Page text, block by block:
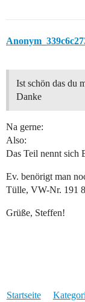
Ist schön das du
Danke
Na gerne:
Also:
Das Teil nennt sich
Ev. benörigt man
Tülle, VW-Nr. 191
Grüße, Steffen!
Startseite